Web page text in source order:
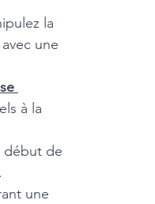
la
une
à la
début de
une